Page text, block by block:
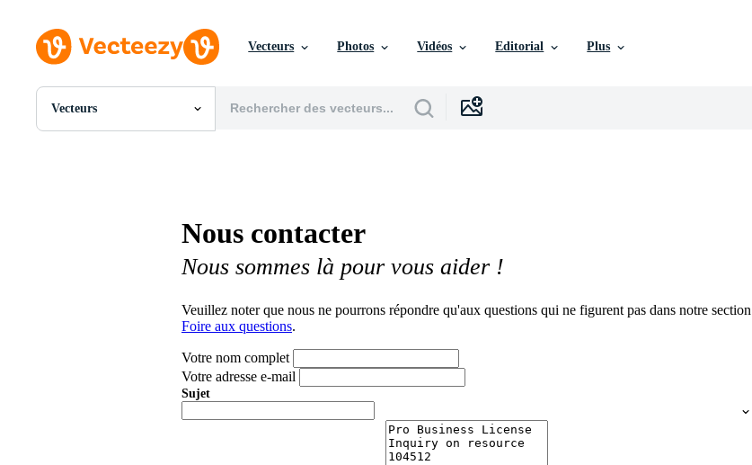
Vecteurs Photos Vidéos Editorial Plus
Vecteurs
Toutes Images
Événements Éditoriaux
Nous contacter
Nous sommes là pour vous aider !
Veuillez noter que nous ne pourrons répondre qu'aux questions qui ne figurent pas dans notre section
Foire aux questions.
Votre nom complet
Votre adresse e-mail
Sujet